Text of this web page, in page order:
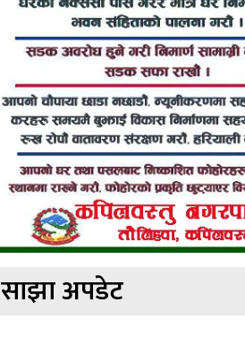
साझा अपडेट